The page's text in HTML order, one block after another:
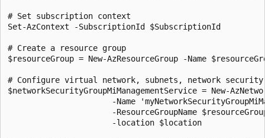
# Set subscription context
Set-AzContext -SubscriptionId $SubscriptionId
# Create a resource group
$resourceGroup = New-AzResourceGroup -Name
# Configure virtual network, subnets, network
$networkSecurityGroupMiManagementService = New-
-Name
-ResourceGroupName
-location $location